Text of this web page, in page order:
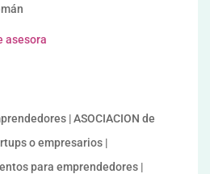
asesora
| ASOCIACION de
o empresarios |
para emprendedores |